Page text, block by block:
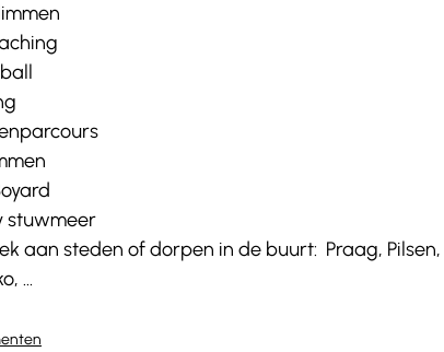
stuwmeer
aan steden of dorpen in de buurt:  Praag, Pilsen,
...